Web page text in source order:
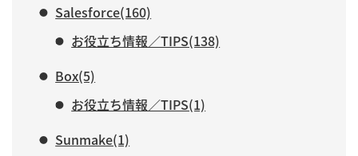
Salesforce(160)
お役立ち情報／TIPS(138)
Box(5)
お役立ち情報／TIPS(1)
Sunmake(1)